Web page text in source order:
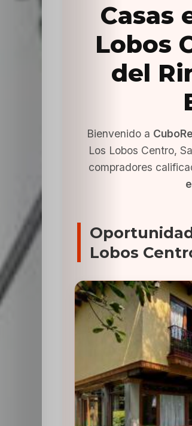
Casas
Lobos
del
Bienvenido a
Los Lobos Centro,
compradores
Lobos